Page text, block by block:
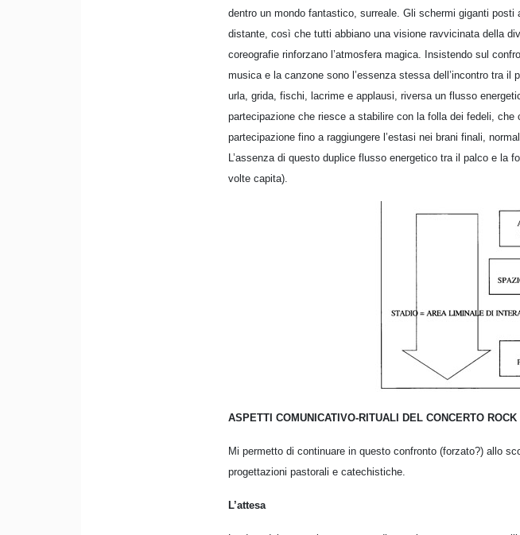
dentro un mondo fantastico, surreale. Gli schermi giganti
distante, così che tutti abbiano una visione ravvicinata della
coreografie rinforzano l’atmosfera magica. Insistendo sul
musica e la canzone sono l’essenza stessa dell’incontro tra
urla, grida, fischi, lacrime e applausi, riversa un flusso
partecipazione che riesce a stabilire con la folla dei fedeli,
partecipazione fino a raggiungere l’estasi nei brani finali,
L’assenza di questo duplice flusso energetico tra il palco e la
volte capita).
ASPETTI COMUNICATIVO-RITUALI DEL CONCERTO ROCK
Mi permetto di continuare in questo confronto (forzato?) allo
progettazioni pastorali e catechistiche.
L’attesa